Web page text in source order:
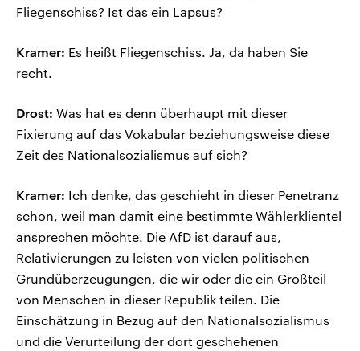
Fliegenschiss? Ist das ein Lapsus?
Kramer: Es heißt Fliegenschiss. Ja, da haben Sie
recht.
Drost: Was hat es denn überhaupt mit dieser
Fixierung auf das Vokabular beziehungsweise diese
Zeit des Nationalsozialismus auf sich?
Kramer: Ich denke, das geschieht in dieser Penetranz
schon, weil man damit eine bestimmte Wählerklientel
ansprechen möchte. Die AfD ist darauf aus,
Relativierungen zu leisten von vielen politischen
Grundüberzeugungen, die wir oder die ein Großteil
von Menschen in dieser Republik teilen. Die
Einschätzung in Bezug auf den Nationalsozialismus
und die Verurteilung der dort geschehenen